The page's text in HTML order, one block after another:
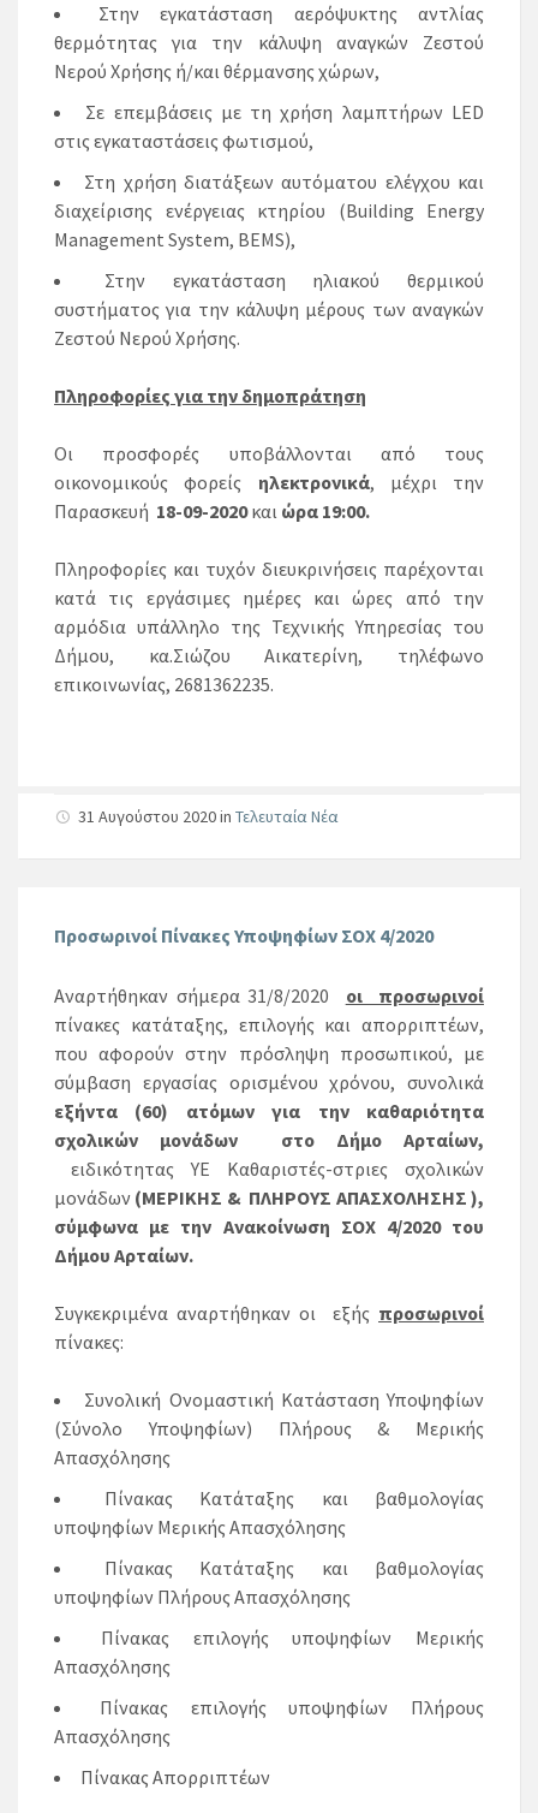
Στην εγκατάσταση αερόψυκτης αντλίας
θερμότητας για την κάλυψη αναγκών Ζεστού
Νερού Χρήσης ή/και θέρμανσης χώρων,
Σε επεμβάσεις με τη χρήση λαμπτήρων LED
στις εγκαταστάσεις φωτισμού,
Στη χρήση διατάξεων αυτόματου ελέγχου και
διαχείρισης ενέργειας κτηρίου (Building Energy
Management System, BEMS),
Στην εγκατάσταση ηλιακού θερμικού
συστήματος για την κάλυψη μέρους των αναγκών
Ζεστού Νερού Χρήσης.
Πληροφορίες για την δημοπράτηση
Οι προσφορές υποβάλλονται από τους
οικονομικούς φορείς ηλεκτρονικά, μέχρι την
Παρασκευή 18-09-2020και ώρα 19:00.
Πληροφορίες και τυχόν διευκρινήσεις παρέχονται
κατά τις εργάσιμες ημέρες και ώρες από την
αρμόδια υπάλληλο της Τεχνικής Υπηρεσίας του
Δήμου, κα.Σιώζου Αικατερίνη, τηλέφωνο
επικοινωνίας, 2681362235.
31 Αυγούστου 2020in Τελευταία Νέα
Προσωρινοί Πίνακες Υποψηφίων ΣΟΧ 4/2020
Αναρτήθηκαν σήμερα 31/8/2020 οι προσωρινοί
πίνακες κατάταξης, επιλογής και απορριπτέων,
που αφορούν στην πρόσληψη προσωπικού, με
σύμβαση εργασίας ορισμένου χρόνου, συνολικά
εξήντα (60) ατόμων για την καθαριότητα
σχολικών μονάδων στο Δήμο Αρταίων,
ειδικότητας ΥΕ Καθαριστές-στριες σχολικών
μονάδων (ΜΕΡΙΚΗΣ & ΠΛΗΡΟΥΣ ΑΠΑΣΧΟΛΗΣΗΣ ),
σύμφωνα με την Ανακοίνωση ΣΟΧ 4/2020 του
Δήμου Αρταίων.
Συγκεκριμένα αναρτήθηκαν οι εξής προσωρινοί
πίνακες:
Συνολική Ονομαστική Κατάσταση Υποψηφίων
(Σύνολο Υποψηφίων) Πλήρους & Μερικής
Απασχόλησης
Πίνακας Κατάταξης και βαθμολογίας
υποψηφίων Μερικής Απασχόλησης
Πίνακας Κατάταξης και βαθμολογίας
υποψηφίων Πλήρους Απασχόλησης
Πίνακας επιλογής υποψηφίων Μερικής
Απασχόλησης
Πίνακας επιλογής υποψηφίων Πλήρους
Απασχόλησης
Πίνακας Απορριπτέων